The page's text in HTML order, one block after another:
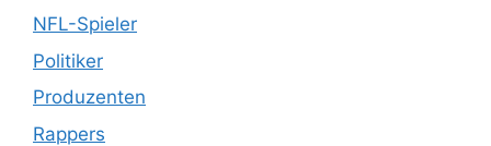
NFL-Spieler
Politiker
Produzenten
Rappers